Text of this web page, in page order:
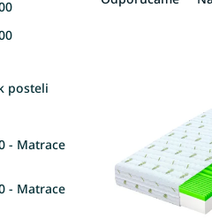
posteli
- Matrace
- Matrace